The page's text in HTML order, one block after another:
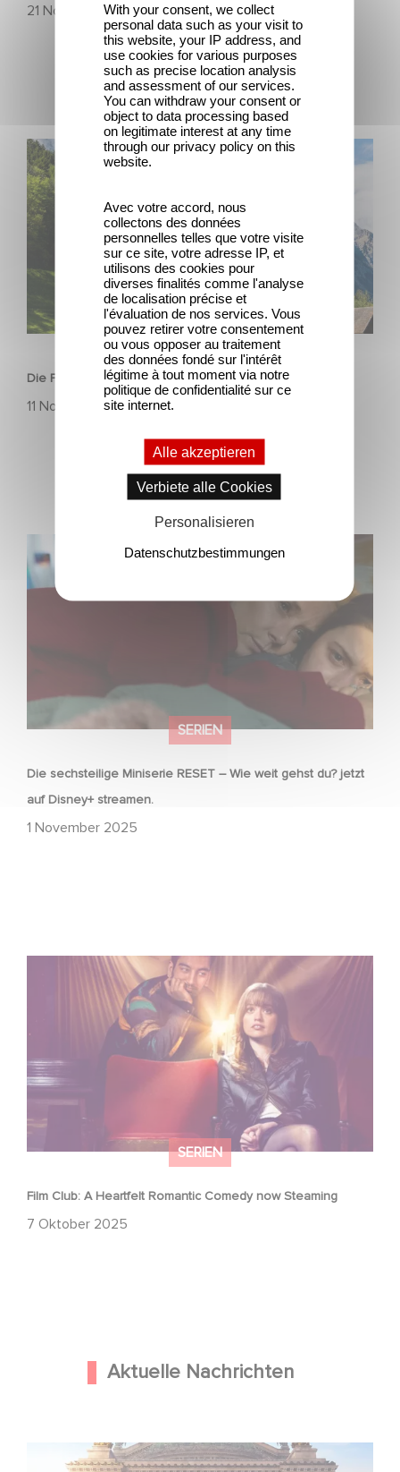
21 November 2025
SERIEN
Die Film- und Medienstiftung NRW fördert HEIDI
11 November 2025
Die Film- und Medienstiftung NRW fördert HEIDI
SERIEN
Die sechsteilige Miniserie RESET – Wie weit gehst du? jetzt
auf Disney+ streamen.
1 November 2025
Die sechsteilige Miniserie RESET – Wie weit gehst du?
jetzt auf Disney+ streamen.
SERIEN
Film Club: A Heartfelt Romantic Comedy now Steaming
7 Oktober 2025
Film Club: A Heartfelt Romantic Comedy now Steaming
Aktuelle Nachrichten
Gaumont und Good Hero kündigen die Fortsetzung von
With your consent, we collect
personal data such as your visit to
this website, your IP address, and
use cookies for various purposes
such as precise location analysis
and assessment of our services.
You can withdraw your consent or
object to data processing based
on legitimate interest at any time
through our privacy policy on this
website.
Avec votre accord, nous
collectons des données
personnelles telles que votre visite
sur ce site, votre adresse IP, et
utilisons des cookies pour
diverses finalités comme l'analyse
de localisation précise et
l'évaluation de nos services. Vous
pouvez retirer votre consentement
ou vous opposer au traitement
des données fondé sur l'intérêt
légitime à tout moment via notre
politique de confidentialité sur ce
site internet.
Alle akzeptieren
Verbiete alle Cookies
Personalisieren
Datenschutzbestimmungen